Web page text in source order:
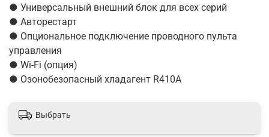
● Универсальный внешний блок для всех серий
● Авторестарт
● Опциональное подключение проводного пульта
управления
● Wi-Fi (опция)
● Озонобезопасный хладагент R410A
Выбрать